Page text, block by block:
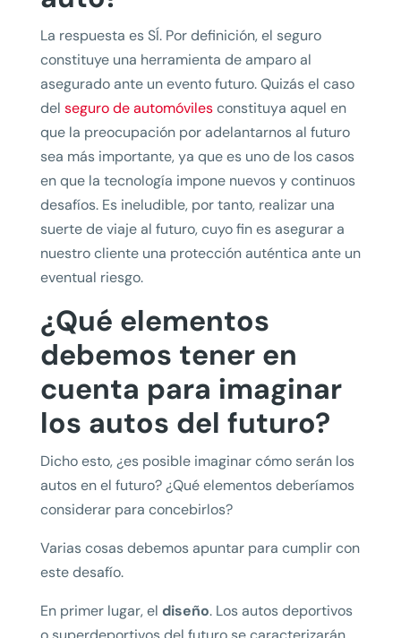
La respuesta es SÍ. Por definición, el seguro
constituye una herramienta de amparo al
asegurado ante un evento futuro. Quizás el caso
del seguro de automóvilesconstituya aquel en
que la preocupación por adelantarnos al futuro
sea más importante, ya que es uno de los casos
en que la tecnología impone nuevos y continuos
desafíos. Es ineludible, por tanto, realizar una
suerte de viaje al futuro, cuyo fin es asegurar a
nuestro cliente una protección auténtica ante un
eventual riesgo.
¿Qué elementos
debemos tener en
cuenta para imaginar
los autos del futuro?
Dicho esto, ¿es posible imaginar cómo serán los
autos en el futuro? ¿Qué elementos deberíamos
considerar para concebirlos?
Varias cosas debemos apuntar para cumplir con
este desafío.
En primer lugar, el diseño. Los autos deportivos